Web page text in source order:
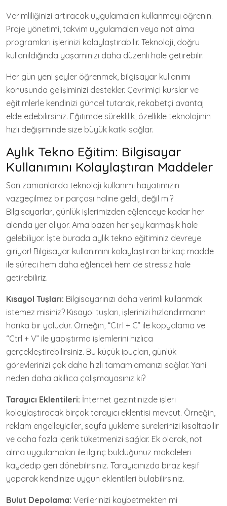
Verimliliğinizi artıracak uygulamaları kullanmayı öğrenin.
Proje yönetimi, takvim uygulamaları veya not alma
programları işlerinizi kolaylaştırabilir. Teknoloji, doğru
kullanıldığında yaşamınızı daha düzenli hale getirebilir.
Her gün yeni şeyler öğrenmek, bilgisayar kullanımı
konusunda gelişiminizi destekler. Çevrimiçi kurslar ve
eğitimlerle kendinizi güncel tutarak, rekabetçi avantaj
elde edebilirsiniz. Eğitimde süreklilik, özellikle teknolojinin
hızlı değişiminde size büyük katkı sağlar.
Aylık Tekno Eğitim: Bilgisayar
Kullanımını Kolaylaştıran Maddeler
Son zamanlarda teknoloji kullanımı hayatımızın
vazgeçilmez bir parçası haline geldi, değil mi?
Bilgisayarlar, günlük işlerimizden eğlenceye kadar her
alanda yer alıyor. Ama bazen her şey karmaşık hale
gelebiliyor. İşte burada aylık tekno eğitiminiz devreye
giriyor! Bilgisayar kullanımını kolaylaştıran birkaç madde
ile süreci hem daha eğlenceli hem de stressiz hale
getirebiliriz.
Kısayol Tuşları: Bilgisayarınızı daha verimli kullanmak
istemez misiniz? Kısayol tuşları, işlerinizi hızlandırmanın
harika bir yoludur. Örneğin, “Ctrl + C” ile kopyalama ve
“Ctrl + V” ile yapıştırma işlemlerini hızlıca
gerçekleştirebilirsiniz. Bu küçük ipuçları, günlük
görevlerinizi çok daha hızlı tamamlamanızı sağlar. Yani
neden daha akıllıca çalışmayasınız ki?
Tarayıcı Eklentileri: İnternet gezintinizde işleri
kolaylaştıracak birçok tarayıcı eklentisi mevcut. Örneğin,
reklam engelleyiciler, sayfa yükleme sürelerinizi kısaltabilir
ve daha fazla içerik tüketmenizi sağlar. Ek olarak, not
alma uygulamaları ile ilginç bulduğunuz makaleleri
kaydedip geri dönebilirsiniz. Tarayıcınızda biraz keşif
yaparak kendinize uygun eklentileri bulabilirsiniz.
Bulut Depolama: Verilerinizi kaybetmekten mi